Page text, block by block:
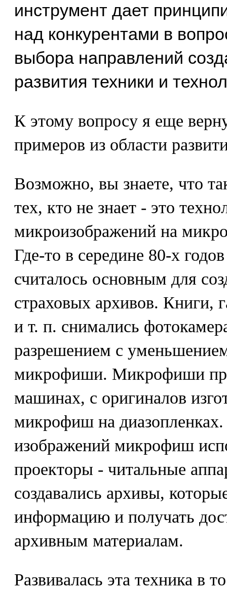
инструмент дает
над конкурентами в
выбора направлений
развития техники и
К этому вопросу я еще
примеров из области
Возможно, вы знаете, что
тех, кто не знает - это
микроизображений на
Где-то в середине 80-х
считалось основным для
страховых архивов. Книги,
и т. п. снимались
разрешением с
микрофиши. Микрофиши
машинах, с оригиналов
микрофиш на
изображений микрофиш
проекторы - читальные
создавались архивы,
информацию и получать
архивным материалам.
Развивалась эта техника в